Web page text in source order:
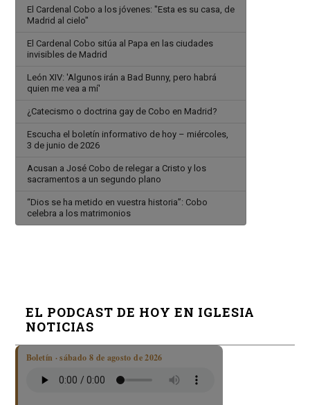
El Cardenal Cobo a los jóvenes: "Esta es su casa, de
Madrid al cielo"
El Cardenal Cobo sitúa al Papa en las ciudades
invisibles de Madrid
León XIV: 'Algunos irán a Bad Bunny, pero habrá
quien me vea a mí'
¿Catecismo o doctrina gay de Cobo en Madrid?
Escucha el boletín informativo de hoy – miércoles,
3 de junio de 2026
Acusan a José Cobo de relegar a Cristo y los
sacramentos a un segundo plano
“Dios se ha metido en vuestra historia”: Cobo
celebra a los matrimonios
EL PODCAST DE HOY EN IGLESIA
NOTICIAS
Boletín · sábado 8 de agosto de 2026